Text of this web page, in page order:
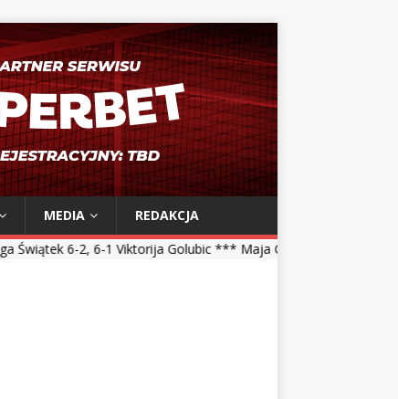
MEDIA
REDAKCJA
Viktorija Golubic *** Maja Chwalińska 5-7, 1-6 Talia Gibson